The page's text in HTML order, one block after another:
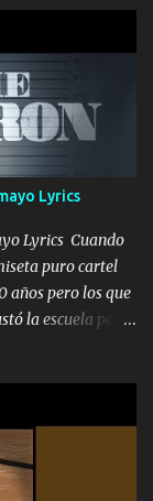
ya van sonando
mente y
empezamos
y bajas La carreta
cosas Y
Hay que
es...
Lyrics
Lyrics Cuando
puro cartel
años pero los que
la escuela pero
Con mi Glock
un licenciado
Música